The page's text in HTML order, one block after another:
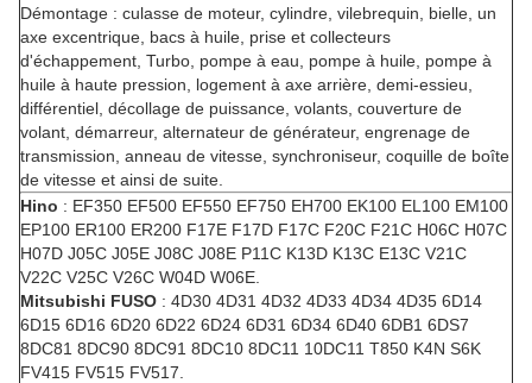
Démontage : culasse de moteur, cylindre, vilebrequin, bielle, un
axe excentrique, bacs à huile, prise et collecteurs
d'échappement, Turbo, pompe à eau, pompe à huile, pompe à
huile à haute pression, logement à axe arrière, demi-essieu,
différentiel, décollage de puissance, volants, couverture de
volant, démarreur, alternateur de générateur, engrenage de
transmission, anneau de vitesse, synchroniseur, coquille de boîte
de vitesse et ainsi de suite.
Hino : EF350 EF500 EF550 EF750 EH700 EK100 EL100 EM100
EP100 ER100 ER200 F17E F17D F17C F20C F21C H06C H07C
H07D J05C J05E J08C J08E P11C K13D K13C E13C V21C
V22C V25C V26C W04D W06E.
Mitsubishi FUSO : 4D30 4D31 4D32 4D33 4D34 4D35 6D14
6D15 6D16 6D20 6D22 6D24 6D31 6D34 6D40 6DB1 6DS7
8DC81 8DC90 8DC91 8DC10 8DC11 10DC11 T850 K4N S6K
FV415 FV515 FV517.